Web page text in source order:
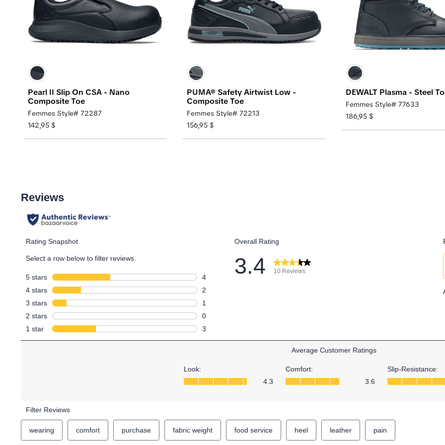
Pearl II Slip On CSA - Nano
Composite Toe
Femmes Style# 72287
142,95 $
PUMA® Safety Airtwist Low -
Composite Toe
Femmes Style# 72213
156,95 $
DEWALT Plasma - Steel
Femmes Style# 77633
186,95 $